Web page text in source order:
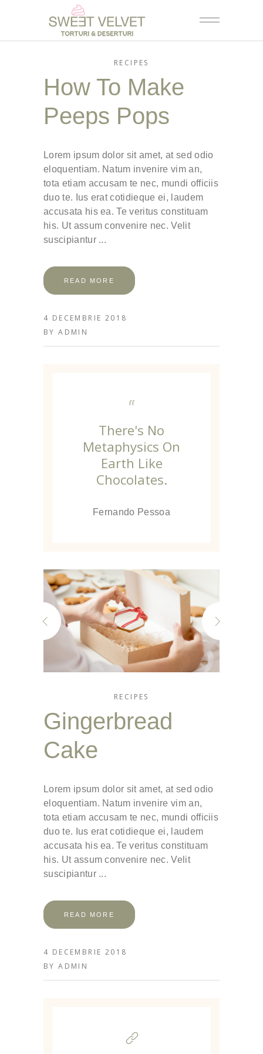
RECIPES
How To Make
Peeps Pops
Lorem ipsum dolor sit amet, at sed odio
eloquentiam. Natum invenire vim an,
tota etiam accusam te nec, mundi officiis
duo te. Ius erat cotidieque ei, laudem
accusata his ea. Te veritus constituam
his. Ut assum convenire nec. Velit
suscipiantur
READ MORE
4 DECEMBRIE 2018
BYADMIN
“
There's No
Metaphysics On
Earth Like
Chocolates.
Fernando Pessoa
RECIPES
Gingerbread
Cake
Lorem ipsum dolor sit amet, at sed odio
eloquentiam. Natum invenire vim an,
tota etiam accusam te nec, mundi officiis
duo te. Ius erat cotidieque ei, laudem
accusata his ea. Te veritus constituam
his. Ut assum convenire nec. Velit
suscipiantur
READ MORE
4 DECEMBRIE 2018
BYADMIN